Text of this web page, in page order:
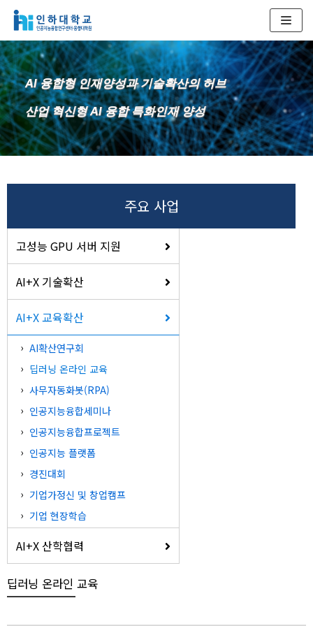
텐
츠
로
건
너
뛰
기
AI 융합형 인재양성과 기술확산의 허브
산업 혁신형 AI 융합 특화인재 양성
주요 사업
고성능 GPU 서버 지원
AI+X 기술확산
AI+X 교육확산
AI확산연구회
딥러닝 온라인 교육
사무자동화봇(RPA)
인공지능융합세미나
인공지능융합프로젝트
인공지능 플랫폼
경진대회
기업가정신 및 창업캠프
기업 현장학습
AI+X 산학협력
딥러닝 온라인 교육